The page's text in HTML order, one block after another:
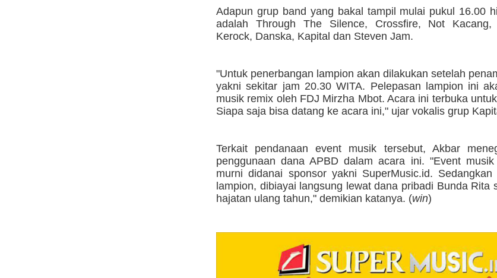
Adapun grup band yang bakal tampil mulai pukul 16.00
adalah Through The Silence, Crossfire, Not Kacang,
Kerock, Danska, Kapital dan Steven Jam.
"Untuk penerbangan lampion akan dilakukan setelah
yakni sekitar jam 20.30 WITA. Pelepasan lampion ini
musik remix oleh FDJ Mirzha Mbot. Acara ini terbuka
Siapa saja bisa datang ke acara ini," ujar vokalis grup
Terkait pendanaan event musik tersebut, Akbar
penggunaan dana APBD dalam acara ini. "Event
murni didanai sponsor yakni SuperMusic.id. Sedangkan
lampion, dibiayai langsung lewat dana pribadi Bunda Rita
hajatan ulang tahun," demikian katanya. (win)